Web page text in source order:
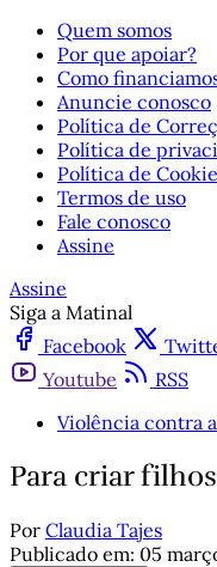
Quem somos
Por que apoiar?
Como
Anuncie conosco
Política de
Política de
Política de
Termos de uso
Fale conosco
Assine
Assine
Siga a Matinal
Facebook
Youtube
RSS
Violência contra
Para criar
Por Claudia Tajes
Publicado em: 05